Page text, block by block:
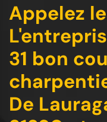
Appelez
31 bon
De